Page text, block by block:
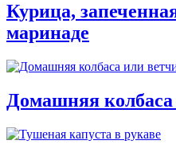
Курица,
маринаде
Домашняя